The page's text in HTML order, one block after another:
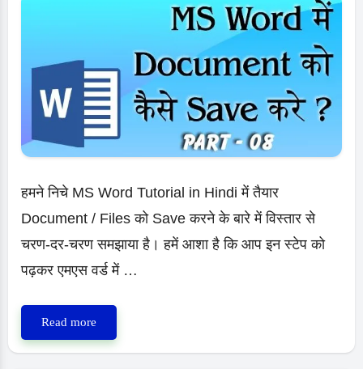
Tutorial
हमने निचे MS Word Tutorial in Hindi में तैयार
Document / Files को Save करने के बारे में विस्तार से
चरण-दर-चरण समझाया है। हमें आशा है कि आप इन स्टेप को
पढ़कर एमएस वर्ड में …
Read more
Word